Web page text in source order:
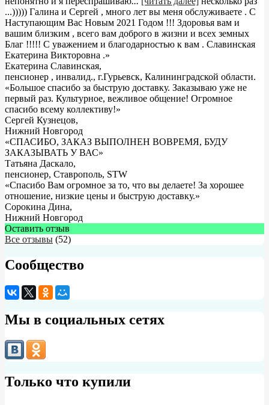
...))))) Галина и Сергей , много лет вы меня обслуживаете . С
Наступающим Вас Новым 2021 Годом !!! Здоровья вам и
вашим близким , всего вам доброго в жизни и всех земных
Благ !!!!! С уважением и благодарностью к вам . Славинская
Екатерина Викторовна .»
Екатерина Славинская,
пенсионер , инвалид., г.Гурьевск, Калининградской области.
«Большое спасибо за быструю доставку. Заказываю уже не
первый раз. Культурное, вежливое общение! Огромное
спасибо всему коллективу!»
Сергей Кузнецов,
Нижний Новгород
«СПАСИБО, ЗАКАЗ ВЫПОЛНЕН ВОВРЕМЯ, БУДУ
ЗАКАЗЫВАТЬ У ВАС»
Татьяна Даскало,
пенсионер, Ставрополь, STW
«Спасибо Вам огромное за то, что вы делаете! За хорошее
отношение, низкие цены и быструю доставку.»
Сорокина Дина,
Нижний Новгород
Оставить отзыв
Все отзывы (52)
Сообщество
Мы в социальных сетях
Только что купили